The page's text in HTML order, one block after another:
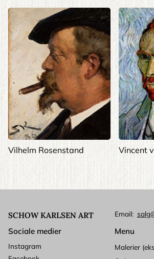
Vilhelm Rosenstand Vincent
SCHOW KARLSEN ART Email
Menu
Malerier
Sociale medier
Instagram